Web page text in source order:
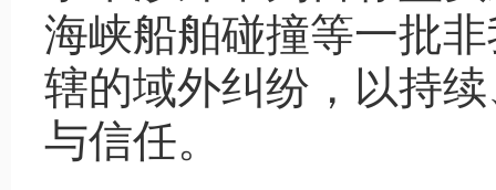
海峡船舶碰撞等一批
辖的域外纠纷，以持
与信任。